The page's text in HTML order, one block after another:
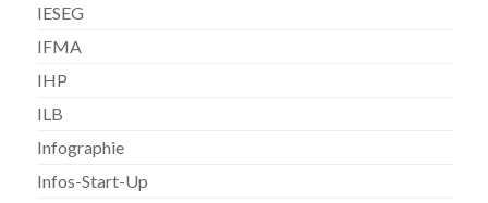
IESEG
IFMA
IHP
ILB
Infographie
Infos-Start-Up